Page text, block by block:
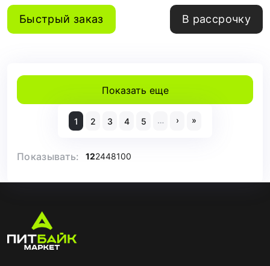
Быстрый заказ В рассрочку
Показать еще
1 2 3 4 5 … › »
Показывать: 122448100